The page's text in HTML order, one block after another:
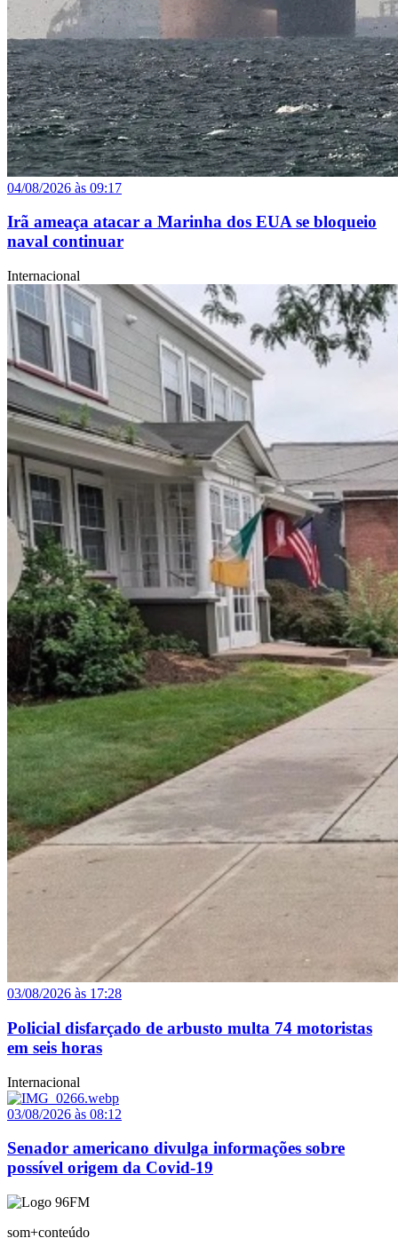
04/08/2026 às 09:17
Irã ameaça atacar a Marinha dos EUA se bloqueio
naval continuar
Internacional
03/08/2026 às 17:28
Policial disfarçado de arbusto multa 74 motoristas
em seis horas
Internacional
03/08/2026 às 08:12
Senador americano divulga informações sobre
possível origem da Covid-19
som+conteúdo